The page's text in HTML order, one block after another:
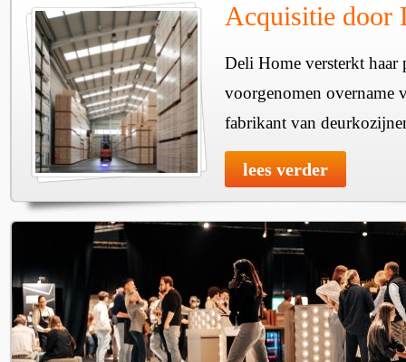
Acquisitie door
Deli Home versterkt haar
voorgenomen overname
fabrikant van
lees verder